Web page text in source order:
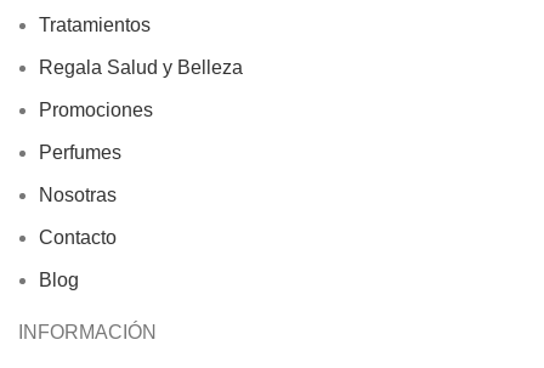
Tratamientos
Regala Salud y Belleza
Promociones
Perfumes
Nosotras
Contacto
Blog
INFORMACIÓN